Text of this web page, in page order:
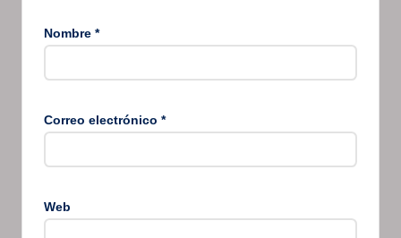
Nombre *
Correo electrónico *
Web